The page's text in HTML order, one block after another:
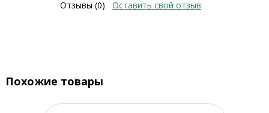
Отзывы (0) Оставить свой отзыв
Похожие товары